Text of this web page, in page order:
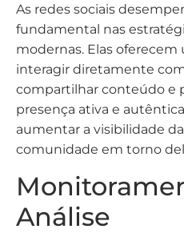
As redes sociais
fundamental nas
modernas. Elas oferecem
interagir diretamente
compartilhar conteúdo e
presença ativa e
aumentar a visibilidade
comunidade em torno
Análise